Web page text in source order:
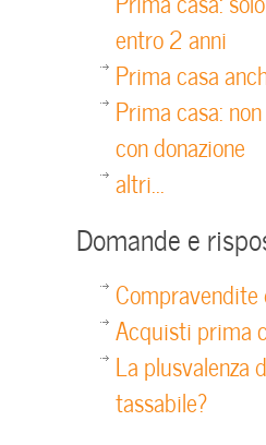
entro 2 anni
Prima casa
Prima casa:
con donazione
altri...
Domande e
Compravendite
Acquisti prima
La plusvalenza
tassabile?